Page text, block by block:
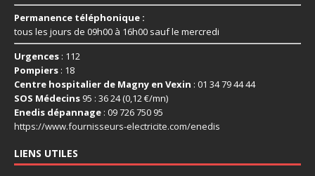
Permanence téléphonique :
tous les jours de 09h00 à 16h00 sauf le mercredi
Urgences : 112
Pompiers : 18
Centre hospitalier de Magny en Vexin : 01 34 79 44 44
SOS Médecins 95 : 36 24 (0,12 €/mn)
Enedis dépannage : 09 726 750 95
https://www.fournisseurs-electricite.com/enedis
LIENS UTILES